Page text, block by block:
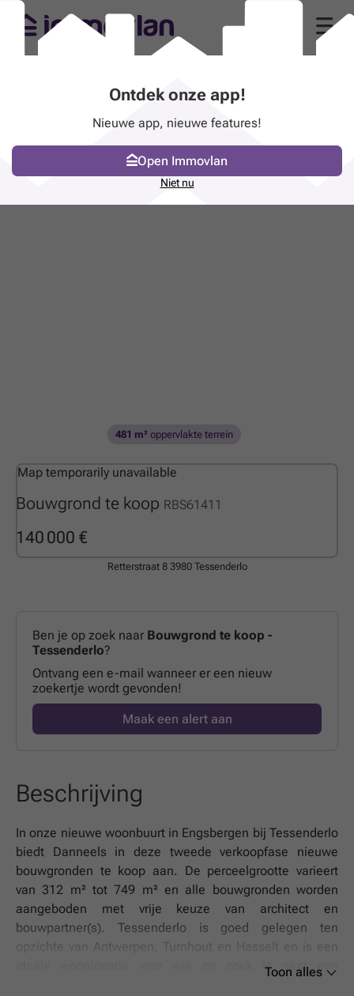
Bouwgrond te koop RBS61411
140 000 €
481 m² oppervlakte terrein
Map temporarily unavailable
Retterstraat 8 3980 Tessenderlo
Ben je op zoek naar Bouwgrond te koop -
Tessenderlo?
Ontvang een e-mail wanneer er een nieuw
zoekertje wordt gevonden!
Maak een alert aan
Beschrijving
In onze nieuwe woonbuurt in Engsbergen bij Tessenderlo
biedt Danneels in deze tweede verkoopfase nieuwe
bouwgronden te koop aan. De perceelgrootte varieert
van 312 m² tot 749 m² en alle bouwgronden worden
aangeboden met vrije keuze van architect en
bouwpartner(s). Tessenderlo is goed gelegen ten
opzichte van Antwerpen, Turnhout en Hasselt en is een
ideale woonlocatie voor wie op zoek is naar een
Toon alles
Ontdek onze app!
Nieuwe app, nieuwe features!
Open Immovlan
Niet nu